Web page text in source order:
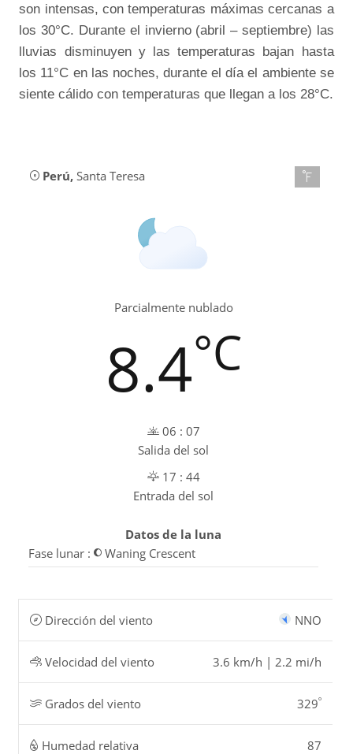
son intensas, con temperaturas máximas cercanas a
los 30°C. Durante el invierno (abril – septiembre) las
lluvias disminuyen y las temperaturas bajan hasta
los 11°C en las noches, durante el día el ambiente se
siente cálido con temperaturas que llegan a los 28°C.
Perú,Santa Teresa
Parcialmente nublado
8.4°C
06 : 07
Salida del sol
17 : 44
Entrada del sol
Datos de la luna
Fase lunar :
Waning Crescent
Dirección del viento NNO
Velocidad del viento 3.6 km/h | 2.2 mi/h
Grados del viento 329º
Humedad relativa 87